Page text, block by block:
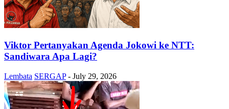
Viktor Pertanyakan Agenda Jokowi ke NTT:
Sandiwara Apa Lagi?
Lembata SERGAP - July 29, 2026